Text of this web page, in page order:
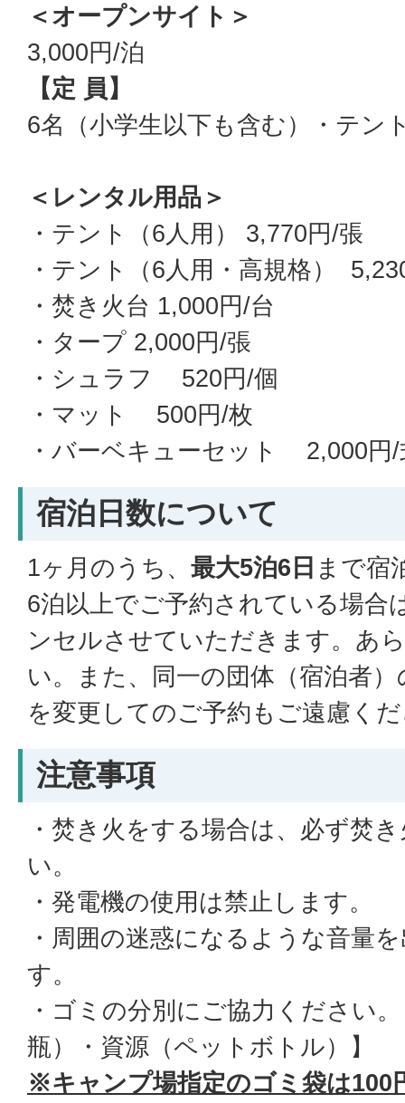
＜オープンサイト＞
3,000円/泊
【定 員】
6名（小学生以下も含む）・テン
＜レンタル用品＞
・テント（6人用） 3,770円/張
・テント（6人用・高規格）
・焚き火台 1,000円/台
・タープ 2,000円/張
・シュラフ 520円/個
・マット 500円/枚
・バーベキューセット 2,000円/
宿泊日数について
1ヶ月のうち、 最大5泊6日 まで宿
6泊以上でご予約されている場合
ンセルさせていただきます。あ
い。また、同一の団体（宿泊者
を変更してのご予約もご遠慮く
注意事項
・焚き火をする場合は、必ず焚
い。
・発電機の使用は禁止します。
・周囲の迷惑になるような音量
す。
・ゴミの分別にご協力ください
瓶）・資源（ペットボトル）】
※キャンプ場指定のゴミ袋は100